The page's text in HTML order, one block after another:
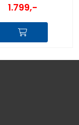
1.799,-